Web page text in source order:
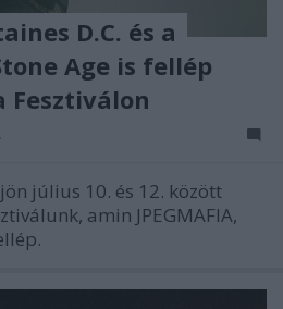
D.C. és a
Age is fellép
Fesztiválon
július 10. és 12. között
amin JPEGMAFIA,